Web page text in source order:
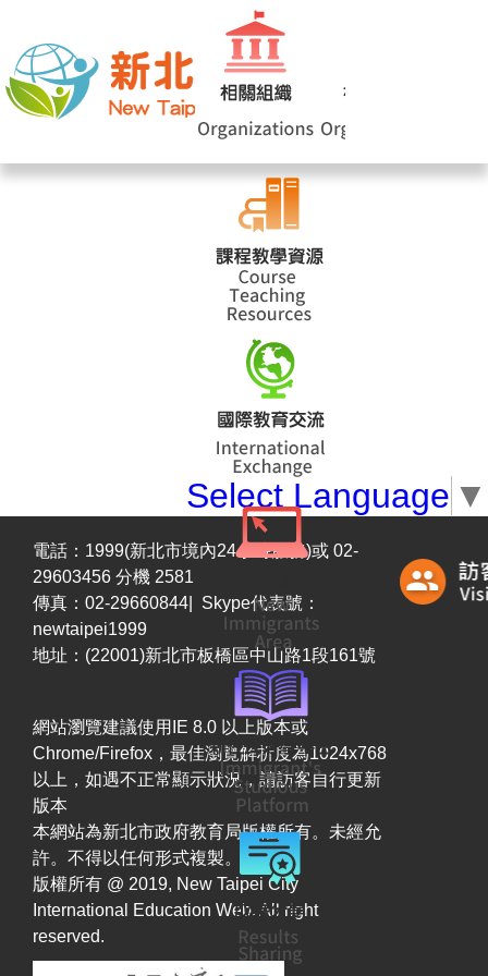
Select Language ▼
電話：1999(新北市境內24小時服務)或 02-
29603456 分機 2581
傳真：02-29660844| Skype代表號：
newtaipei1999
地址：(22001)新北市板橋區中山路1段161號
網站瀏覽建議使用IE 8.0 以上版本或
Chrome/Firefox，最佳瀏覽解析度為1024x768
以上，如遇不正常顯示狀況，請訪客自行更新
版本
本網站為新北市政府教育局版權所有。未經允
許。不得以任何形式複製。
版權所有 @ 2019, New Taipei City
International Education Web. All right
reserved.